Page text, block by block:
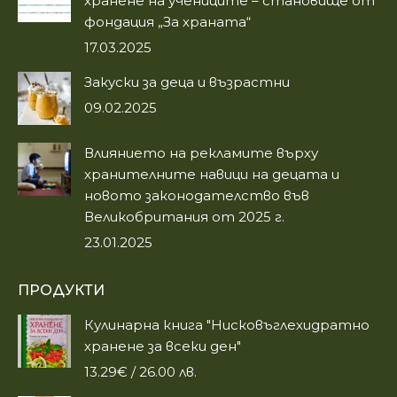
windowwindowфондация „За храната“
17.03.2025
Закуски за деца и възрастни
09.02.2025
Влиянието на рекламите върху
хранителните навици на децата и
новото законодателство във
Великобритания от 2025 г.
23.01.2025
ПРОДУКТИ
Кулинарна книга "Нисковъглехидратно
хранене за всеки ден"
13.29€ / 26.00 лв.